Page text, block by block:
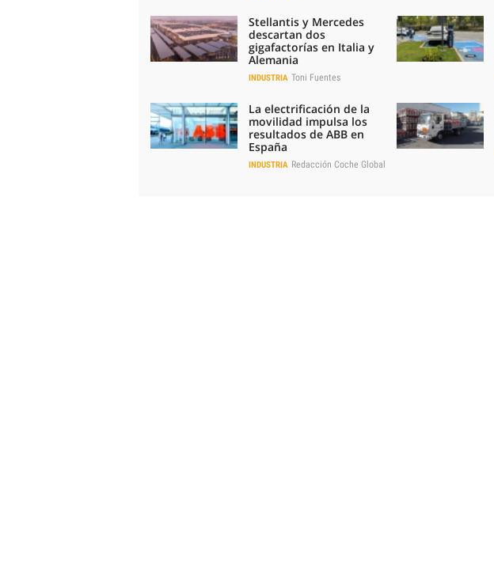
Stellantis y Mercedes
descartan dos
gigafactorías en Italia y
Alemania
INDUSTRIA Toni Fuentes
La electrificación de la
movilidad impulsa los
resultados de ABB en
España
INDUSTRIA Redacción Coche Global